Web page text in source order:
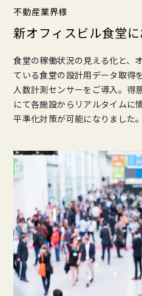
不動産業界様
新オフィスビル食堂
食堂の稼働状況の見える化と、
ている食堂の設計用データ取得
人数計測センサーをご導入。得
にて各施設からリアルタイムに
平準化対策が可能になりました。